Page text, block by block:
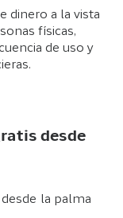
dinero a la vista
físicas,
de uso y
desde
la palma